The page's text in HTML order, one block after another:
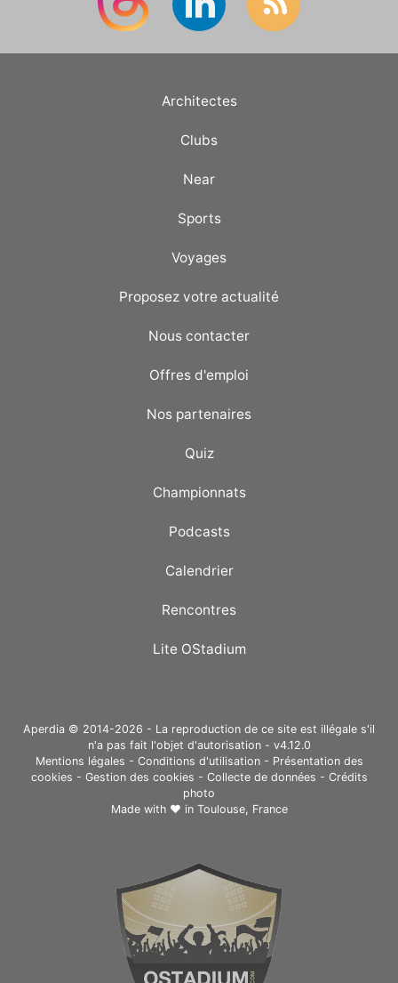
Architectes
Clubs
Near
Sports
Voyages
Proposez votre actualité
Nous contacter
Offres d'emploi
Nos partenaires
Quiz
Championnats
Podcasts
Calendrier
Rencontres
Lite OStadium
Aperdia © 2014-2026 - La reproduction de ce site est illégale s'il
n'a pas fait l'objet d'autorisation - v4.12.0
Mentions légales - Conditions d'utilisation- Présentation des
cookies - Gestion des cookies - Collecte de données - Crédits
photo
Made with ❤ in Toulouse, France